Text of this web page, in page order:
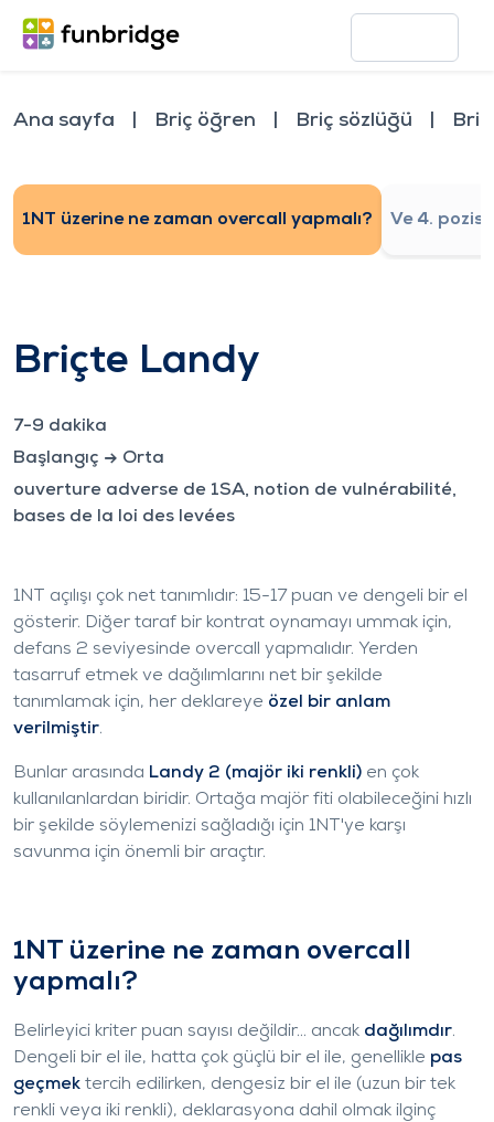
Ana sayfa Briç öğren Briç sözlüğü
1NT üzerine ne zaman overcall yapmalı? Ve 4.
Briçte Landy
7-9 dakika
Başlangıç → Orta
ouverture adverse de 1SA, notion de vulnérabilité,
bases de la loi des levées
1NT açılışı çok net tanımlıdır: 15-17 puan ve dengeli bir el
gösterir. Diğer taraf bir kontrat oynamayı ummak için,
defans 2 seviyesinde overcall yapmalıdır. Yerden
tasarruf etmek ve dağılımlarını net bir şekilde
tanımlamak için, her deklareye özel bir anlam
verilmiştir.
Bunlar arasında Landy 2 (majör iki renkli) en çok
kullanılanlardan biridir. Ortağa majör fiti olabileceğini hızlı
bir şekilde söylemenizi sağladığı için 1NT'ye karşı
savunma için önemli bir araçtır.
1NT üzerine ne zaman overcall
yapmalı?
Belirleyici kriter puan sayısı değildir... ancak dağılımdır.
Dengeli bir el ile, hatta çok güçlü bir el ile, genellikle pas
geçmek tercih edilirken, dengesiz bir el ile (uzun bir tek
renkli veya iki renkli), deklarasyona dahil olmak ilginç